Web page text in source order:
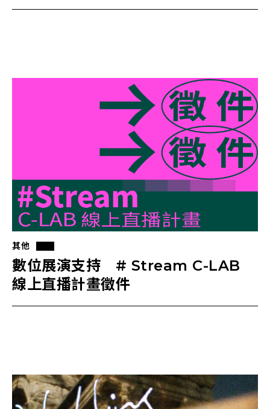
其他
數位展演支持 # Stream C-LAB
線上直播計畫徵件